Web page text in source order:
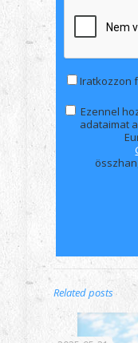
Iratkozzon
Ezennel
adataimat
Related posts